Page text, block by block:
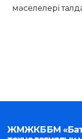
мәселелері
ЖМЖКББМ